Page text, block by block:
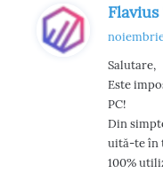
noiembrie
Salutare,
Este
PC!
Din
uită-te în
100%